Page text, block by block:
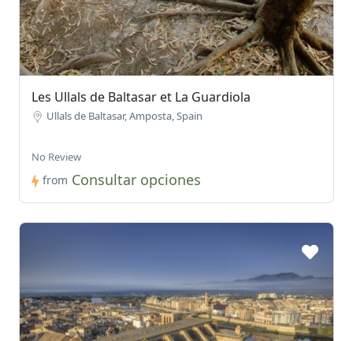
Les Ullals de Baltasar et La Guardiola
Ullals de Baltasar, Amposta, Spain
No Review
from Consultar opciones